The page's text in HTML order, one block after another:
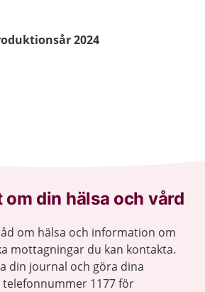
2024
din hälsa och vård
om hälsa och information om
mottagningar du kan kontakta.
din journal och göra dina
1177 för